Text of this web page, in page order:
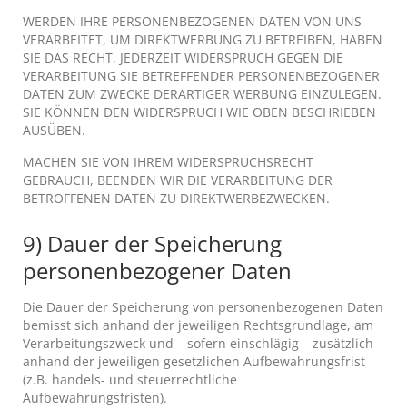
WERDEN IHRE PERSONENBEZOGENEN DATEN VON UNS
VERARBEITET, UM DIREKTWERBUNG ZU BETREIBEN, HABEN
SIE DAS RECHT, JEDERZEIT WIDERSPRUCH GEGEN DIE
VERARBEITUNG SIE BETREFFENDER PERSONENBEZOGENER
DATEN ZUM ZWECKE DERARTIGER WERBUNG EINZULEGEN.
SIE KÖNNEN DEN WIDERSPRUCH WIE OBEN BESCHRIEBEN
AUSÜBEN.
MACHEN SIE VON IHREM WIDERSPRUCHSRECHT
GEBRAUCH, BEENDEN WIR DIE VERARBEITUNG DER
BETROFFENEN DATEN ZU DIREKTWERBEZWECKEN.
9) Dauer der Speicherung
personenbezogener Daten
Die Dauer der Speicherung von personenbezogenen Daten
bemisst sich anhand der jeweiligen Rechtsgrundlage, am
Verarbeitungszweck und – sofern einschlägig – zusätzlich
anhand der jeweiligen gesetzlichen Aufbewahrungsfrist
(z.B. handels- und steuerrechtliche
Aufbewahrungsfristen).